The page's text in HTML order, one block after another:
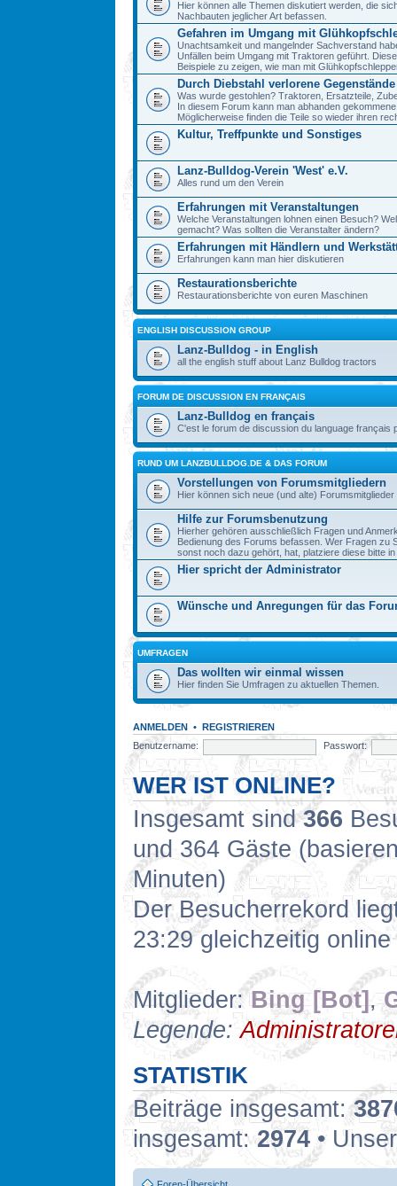
Hier können alle Themen diskutiert werden, die
Nachbauten jeglicher Art befassen.
Gefahren im Umgang mit
Unachtsamkeit und mangelnder Sachverstand
Unfällen beim Umgang mit Traktoren geführt.
Beispiele zu zeigen, wie man mit
Durch Diebstahl verlorene Gegenstände
Was wurde gestohlen? Traktoren, Ersatzteile,
In diesem Forum kann man abhanden
Möglicherweise finden die Teile so wieder ihren
Kultur, Treffpunkte und Sonstiges
Lanz-Bulldog-Verein 'West' e.V.
Alles rund um den Verein
Erfahrungen mit Veranstaltungen
Welche Veranstaltungen lohnen einen Besuch?
gemacht? Was sollten die Veranstalter ändern?
Erfahrungen mit Händlern und
Erfahrungen kann man hier diskutieren
Restaurationsberichte
Restaurationsberichte von euren Maschinen
ENGLISH DISCUSSION GROUP
Lanz-Bulldog - in English
all the english stuff about Lanz Bulldog tractors
FORUM DE DISCUSSION EN FRANÇAIS
Lanz-Bulldog en français
C'est le forum de discussion du language français
RUND UM LANZBULLDOG.DE & DAS FORUM
Vorstellungen von Forumsmitgliedern
Hier können sich neue (und alte)
Hilfe zur Forumsbenutzung
Hierher gehören ausschließlich Fragen und
Bedienung des Forums befassen. Wer Fragen zu
sonst noch dazu gehört, hat, platziere diese bitte
Hier spricht der Administrator
Wünsche und Anregungen für das
UMFRAGEN
Das wollten wir einmal wissen
Hier finden Sie Umfragen zu aktuellen Themen.
ANMELDEN • REGISTRIEREN
Benutzername:
Passwort:
WER IST ONLINE?
Insgesamt sind366
und 364 Gäste
Minuten)
Der Besucherrekord
23:29 gleichzeitig
Mitglieder:Bing [Bot],
Legende:
STATISTIK
Beiträge insgesamt:
insgesamt:2974 •